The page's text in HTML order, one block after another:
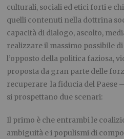
culturali, sociali ed etici forti e
quelli contenuti nella dottrina
capacità di dialogo, ascolto,
realizzare il massimo possibile
l’opposto della politica faziosa,
proposta da gran parte delle
recuperare la fiducia del Paese
si prospettano due scenari:
Il primo è che entrambi le
ambiguità e i populismi di